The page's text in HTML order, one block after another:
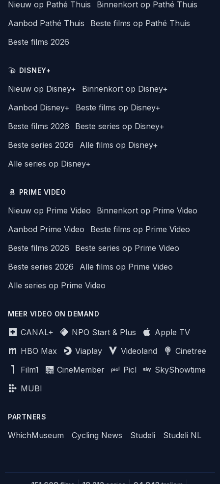
Nieuw op Pathé Thuis
Binnenkort op Pathé Thuis
Aanbod Pathé Thuis
Beste films op Pathé Thuis
Beste films 2026
DISNEY+
Nieuw op Disney+
Binnenkort op Disney+
Aanbod Disney+
Beste films op Disney+
Beste films 2026
Beste series op Disney+
Beste series 2026
Alle films op Disney+
Alle series op Disney+
PRIME VIDEO
Nieuw op Prime Video
Binnenkort op Prime Video
Aanbod Prime Video
Beste films op Prime Video
Beste films 2026
Beste series op Prime Video
Beste series 2026
Alle films op Prime Video
Alle series op Prime Video
MEER VIDEO ON DEMAND
CANAL+ NPO Start & Plus
Apple TV
HBO Max
Viaplay Videoland
Cinetree
Film1
CineMember Picl
SkyShowtime
MUBI
PARTNERS
WhichMuseum Cycling News Studeli Studeli NL